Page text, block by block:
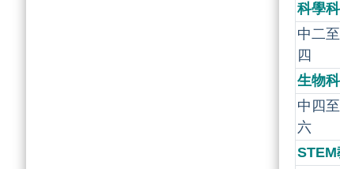
科學科
中二
四
生物科
中四
六
STEM